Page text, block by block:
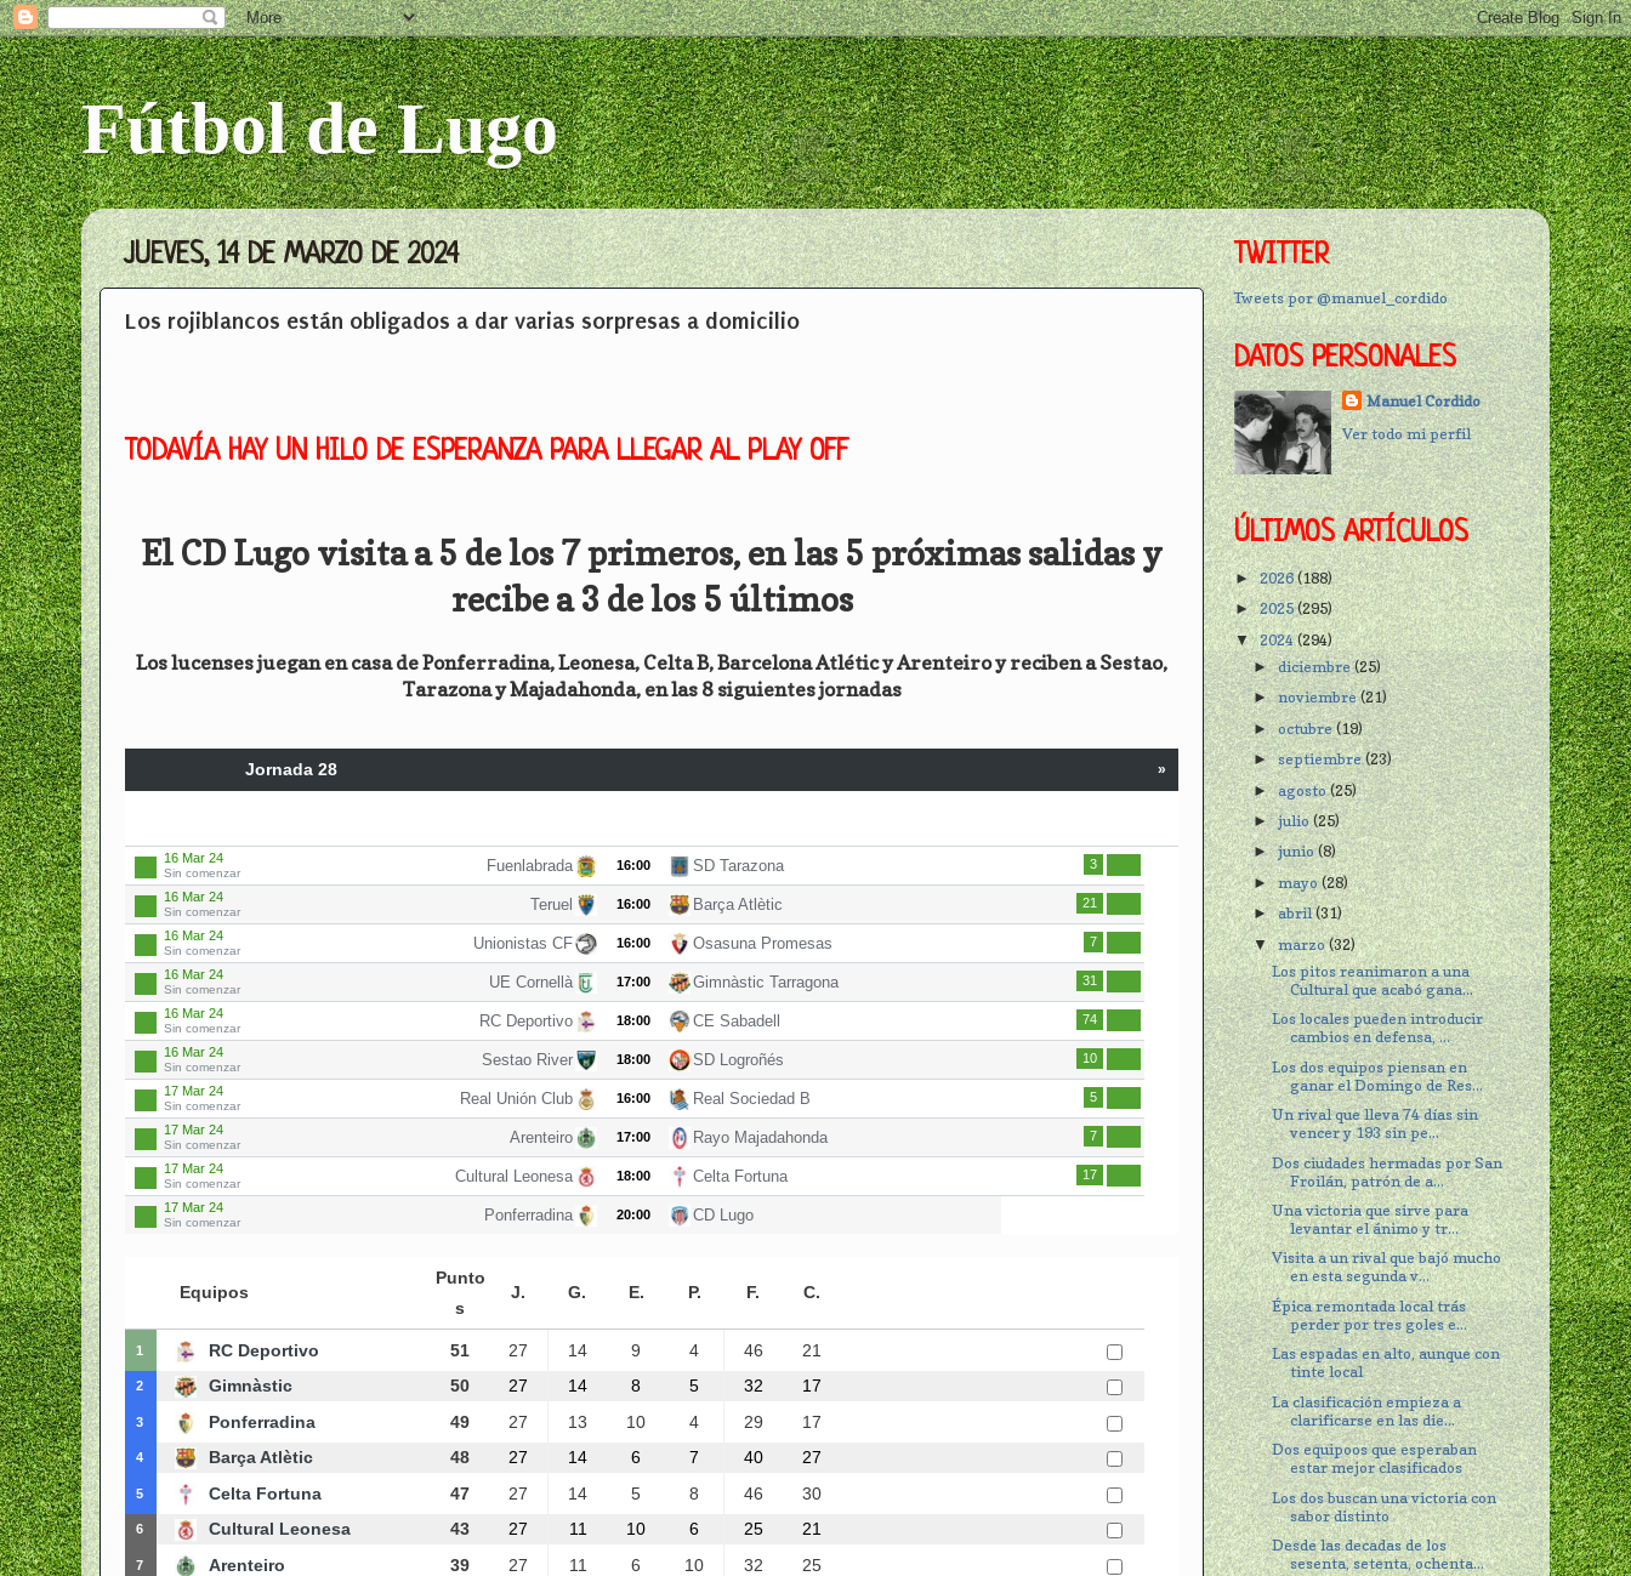
Fútbol de Lugo
JUEVES, 14 DE MARZO DE 2024
Los rojiblancos están obligados a dar varias sorpresas a domicilio
TODAVÍA HAY UN HILO DE ESPERANZA PARA LLEGAR AL PLAY OFF
El CD Lugo visita a 5 de los 7 primeros, en las 5 próximas salidas y
recibe a 3 de los 5 últimos
Los lucenses juegan en casa de Ponferradina, Leonesa, Celta B, Barcelona Atlétic y Arenteiro y reciben a Sestao,
Tarazona y Majadahonda, en las 8 siguientes jornadas
Jornada 28 »
16 Mar 24
Sin comenzar Fuenlabrada 16:00 SD Tarazona 3
16 Mar 24
Sin comenzar Teruel 16:00 Barça Atlètic 21
16 Mar 24
Sin comenzar Unionistas CF 16:00 Osasuna Promesas 7
16 Mar 24
Sin comenzar UE Cornellà 17:00 Gimnàstic Tarragona 31
16 Mar 24
Sin comenzar RC Deportivo 18:00 CE Sabadell 74
16 Mar 24
Sin comenzar Sestao River 18:00 SD Logroñés 10
17 Mar 24
Sin comenzar Real Unión Club 16:00 Real Sociedad B 5
17 Mar 24
Sin comenzar Arenteiro 17:00 Rayo Majadahonda 7
17 Mar 24
Sin comenzar Cultural Leonesa 18:00 Celta Fortuna 17
17 Mar 24
Sin comenzar Ponferradina 20:00 CD Lugo
Equipos
Punto
s
J. G. E. P. F. C.
1 RC Deportivo 51 27 14 9 4 46 21
2 Gimnàstic 50 27 14 8 5 32 17
3 Ponferradina 49 27 13 10 4 29 17
4 Barça Atlètic 48 27 14 6 7 40 27
5 Celta Fortuna 47 27 14 5 8 46 30
6 Cultural Leonesa 43 27 11 10 6 25 21
7 Arenteiro 39 27 11 6 10 32 25
TWITTER
Tweets por @manuel_cordido
DATOS PERSONALES
Manuel Cordido
Ver todo mi perfil
ÚLTIMOS ARTÍCULOS
►2026(188)
►2025(295)
▼2024(294)
►diciembre(25)
►noviembre(21)
►octubre(19)
►septiembre(23)
►agosto(25)
►julio(25)
►junio(8)
►mayo(28)
►abril(31)
▼marzo(32)
Los pitos reanimaron a una
Cultural que acabó gana...
Los locales pueden introducir
cambios en defensa, ...
Los dos equipos piensan en
ganar el Domingo de Res...
Un rival que lleva 74 días sin
vencer y 193 sin pe...
Dos ciudades hermadas por San
Froilán, patrón de a...
Una victoria que sirve para
levantar el ánimo y tr...
Visita a un rival que bajó mucho
en esta segunda v...
Épica remontada local trás
perder por tres goles e...
Las espadas en alto, aunque con
tinte local
La clasificación empieza a
clarificarse en las die...
Dos equipoos que esperaban
estar mejor clasificados
Los dos buscan una victoria con
sabor distinto
Desde las decadas de los
sesenta, setenta, ochenta...